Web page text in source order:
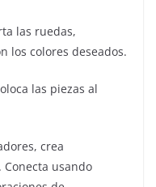
las ruedas,
los colores deseados.
las piezas al
crea
usando